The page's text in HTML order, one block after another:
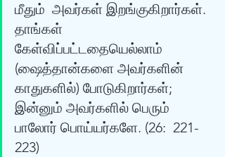
மீதும்  அவர்கள் இறங்குகிறார்கள்.
தாங்கள்
கேள்விப்பட்டதையெல்லாம்
(ஷைத்தான்களை அவர்களின்
காதுகளில்) போடுகிறார்கள்;
இன்னும் அவர்களில் பெரும்
பாலோர் பொய்யர்களே. (26:  221-
223)